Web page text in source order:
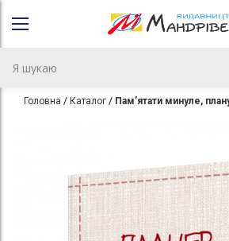
Головна Каталог
зображень
зображень